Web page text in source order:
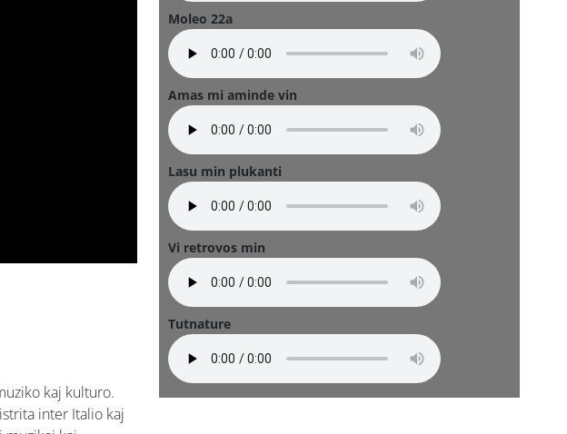
kaj kulturo.
inter Italio kaj
Moleo 22a
Amas mi aminde vin
Lasu min plukanti
Vi retrovos min
Tutnature